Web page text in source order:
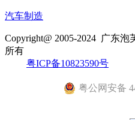
汽车制造
Copyright@ 2005-2024 广东泡
所有
粤ICP备10823590号
粤公网安备